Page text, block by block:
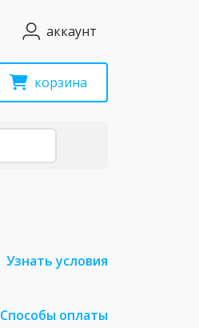
аккаунт
корзина
Узнать условия
Способы оплаты